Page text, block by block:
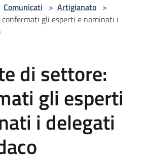
Comunicati > Artigianato >
gli esperti e nominati i
di settore:
gli esperti
i delegati